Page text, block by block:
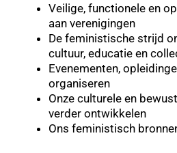
Veilige, functionele en
aan verenigingen
De feministische strijd
cultuur, educatie en
Evenementen,
organiseren
Onze culturele en
verder ontwikkelen
Ons feministisch